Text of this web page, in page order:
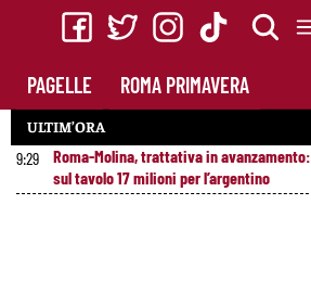
PAGELLE ROMA PRIMAVERA
ULTIM’ORA
9:29
Roma-Molina, trattativa in avanzamento:
sul tavolo 17 milioni per l’argentino